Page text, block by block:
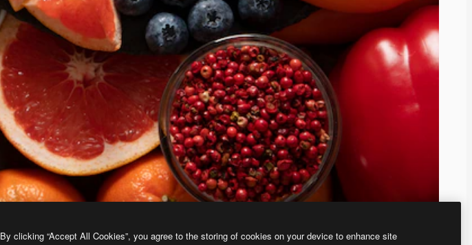
By clicking “Accept All Cookies”, you agree to the storing of cookies on your device to enhance site